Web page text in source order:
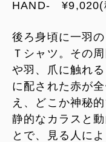
HAND- ¥9,020(
後ろ身頃に一羽
Ｔシャツ。その
や羽、爪に触れ
に配された赤が
え、どこか神秘
静的なカラスと
とで、見る人に